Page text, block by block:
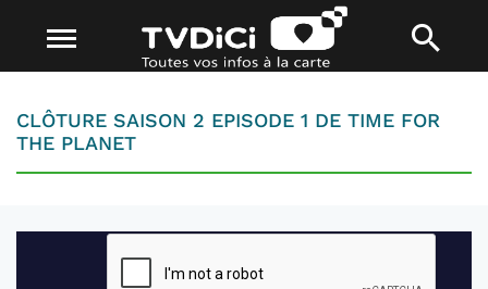
CLÔTURE SAISON 2 EPISODE 1 DE TIME FOR
THE PLANET